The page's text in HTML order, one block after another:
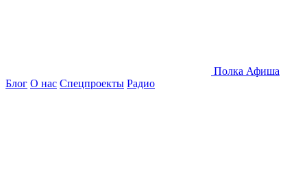
Полка Афиша
Блог О нас Спецпроекты Радио